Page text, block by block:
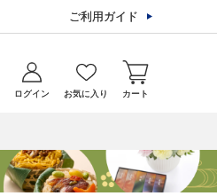
ご利用ガイド
ログイン お気に入り カート